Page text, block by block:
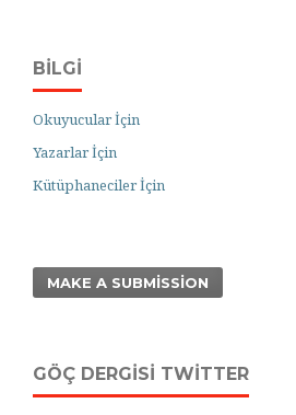
BILGI
Okuyucular İçin
Yazarlar İçin
Kütüphaneciler İçin
MAKE A SUBMISSION
GÖÇ DERGISI TWITTER